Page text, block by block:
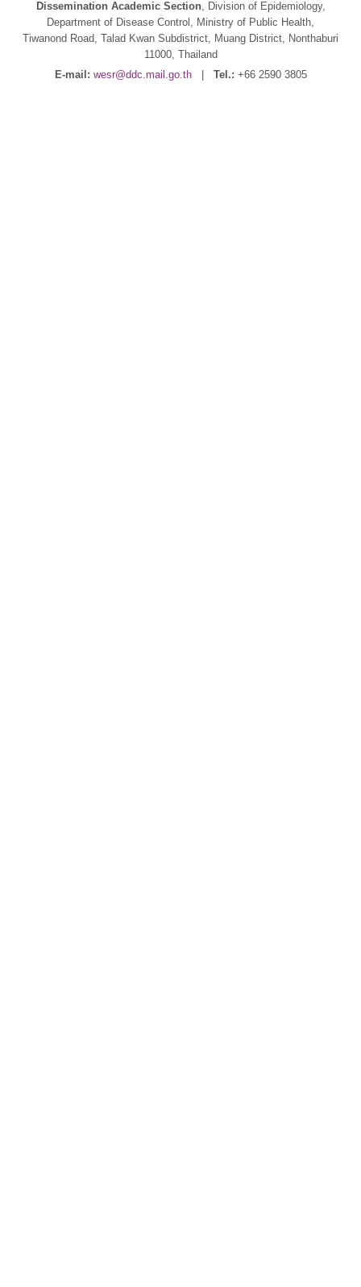
Dissemination Academic Section, Division of Epidemiology,
Department of Disease Control, Ministry of Public Health,
Tiwanond Road, Talad Kwan Subdistrict, Muang District, Nonthaburi
11000, Thailand
E-mail: wesr@ddc.mail.go.th| Tel.: +66 2590 3805